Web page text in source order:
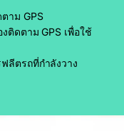
าม GPS
ติดตาม GPS เพื่อใช้
ลีตรถที่กำลังวาง